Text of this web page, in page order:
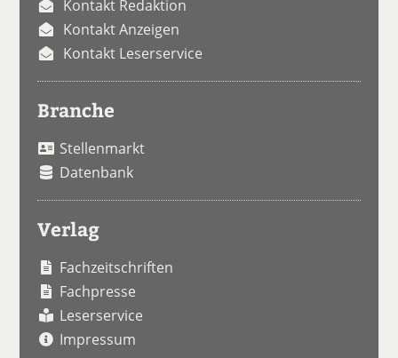
Kontakt Redaktion
Kontakt Anzeigen
Kontakt Leserservice
Branche
Stellenmarkt
Datenbank
Verlag
Fachzeitschriften
Fachpresse
Leserservice
Impressum